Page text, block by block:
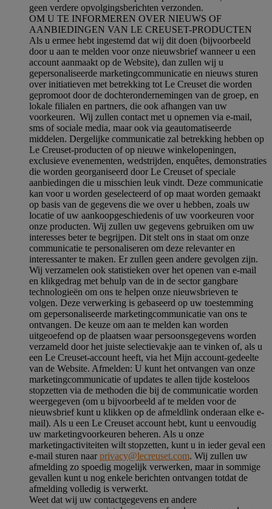
geen verdere opvolgingsberichten verzonden.
OM U TE INFORMEREN OVER NIEUWS OF
AANBIEDINGEN VAN LE CREUSET-PRODUCTEN
Als u ermee hebt ingestemd dat wij dit doen (bijvoorbeeld
door u aan te melden voor onze nieuwsbrief wanneer u een
account aanmaakt op de Website), dan zullen wij u
gepersonaliseerde marketingcommunicatie en nieuws sturen
over initiatieven met betrekking tot Le Creuset die worden
gepromoot door de dochterondernemingen van de groep, en
lokale filialen en partners, die ook afhangen van uw
voorkeuren. Wij zullen contact met u opnemen via e-mail,
sms of sociale media, maar ook via geautomatiseerde
middelen. Dergelijke communicatie zal betrekking hebben op
Le Creuset-producten of op nieuwe winkelopeningen,
exclusieve evenementen, wedstrijden, enquêtes, demonstraties
die worden georganiseerd door Le Creuset of speciale
aanbiedingen die u misschien leuk vindt. Deze communicatie
kan voor u worden geselecteerd of op maat worden gemaakt
op basis van de gegevens die we over u hebben, zoals uw
locatie of uw aankoopgeschiedenis of uw voorkeuren voor
onze producten. Wij zullen uw gegevens gebruiken om uw
interesses beter te begrijpen. Dit stelt ons in staat om onze
communicatie te personaliseren om deze relevanter en
interessanter te maken. Er zullen geen andere gevolgen zijn.
Wij verzamelen ook statistieken over het openen van e-mail
en klikgedrag met behulp van de in de sector gangbare
technologieën om ons te helpen onze nieuwsbrieven te
volgen. Deze verwerking is gebaseerd op uw toestemming
om gepersonaliseerde marketingcommunicatie van ons te
ontvangen. De keuze om aan te melden kan worden
uitgeoefend op de plaatsen waar persoonsgegevens worden
verzameld door het juiste selectievakje aan te vinken of, als u
een Le Creuset-account heeft, via het Mijn account-gedeelte
van de Website. Afmelden: U kunt het ontvangen van onze
marketingcommunicatie of updates te allen tijde kosteloos
stopzetten via de methoden die bij de communicatie worden
weergegeven (om u bijvoorbeeld af te melden voor de
nieuwsbrief kunt u klikken op de afmeldlink onderaan elke e-
mail). Als u een Le Creuset account hebt, kunt u eenvoudig
uw marketingvoorkeuren beheren. Als u onze
marketingactiviteiten wilt stopzetten, kunt u in ieder geval een
e-mail sturen naarprivacy@lecreuset.com. Wij zullen uw
afmelding zo spoedig mogelijk verwerken, maar in sommige
gevallen kunt u nog enkele berichten ontvangen totdat de
afmelding volledig is verwerkt.
Weet dat wij uw contactgegevens en andere